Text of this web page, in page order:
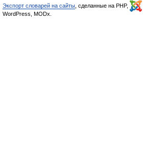
Экспорт словарей на сайты , сделанные на PHP,
WordPress, MODx.